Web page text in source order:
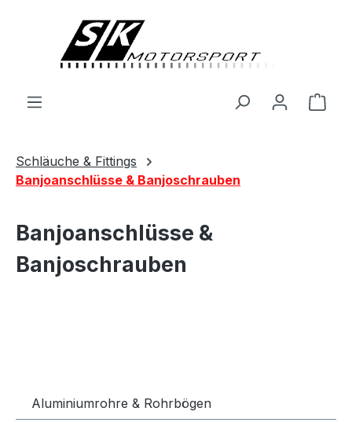
Schläuche & Fittings
Banjoanschlüsse & Banjoschrauben
Banjoanschlüsse &
Banjoschrauben
Aluminiumrohre & Rohrbögen